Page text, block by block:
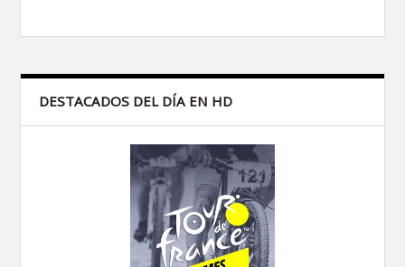
DESTACADOS DEL DÍA EN HD